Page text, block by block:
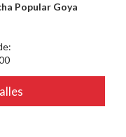
ferreinox.pagegear.co/
Popular Goya